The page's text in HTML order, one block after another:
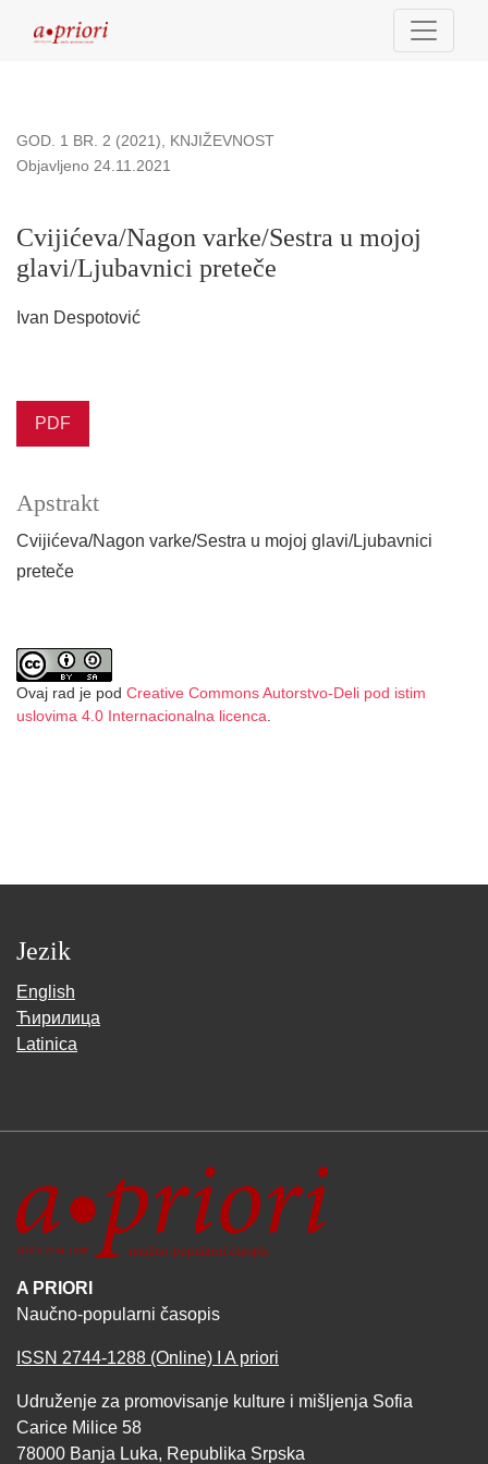
Cvijićeva/Nagon varke/Sestra u mojoj glavi/Ljubavnici
GOD. 1 BR. 2 (2021), KNJIŽEVNOST
Cvijićeva/Nagon varke/Sestra u mojoj
glavi/Ljubavnici preteče
Objavljeno 24.11.2021
Ivan Despotović
PDF
Apstrakt
Cvijićeva/Nagon varke/Sestra u mojoj glavi/Ljubavnici
preteče
Ovaj rad je pod Creative Commons Autorstvo-Deli pod istim
uslovima 4.0 Internacionalna licenca.
Jezik
English
Ћирилица
Latinica
A PRIORI
Naučno-popularni časopis
ISSN 2744-1288 (Online) I A priori
Udruženje za promovisanje kulture i mišljenja Sofia
Carice Milice 58
78000 Banja Luka, Republika Srpska